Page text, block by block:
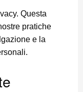
Questa
pratiche
e la